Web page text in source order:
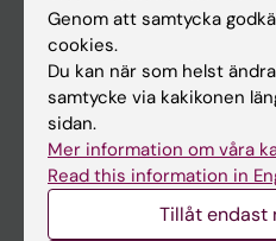
Kalender
Student
Ladok
Canvas
Genom att samtycka
cookies.
Du kan när som helst
samtycke via kakikonen
sidan.
Mer information om våra
Read this information in
Tillåt endast